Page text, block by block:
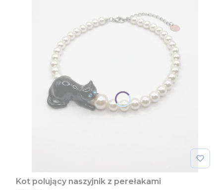
Kot polujący naszyjnik z perełakami